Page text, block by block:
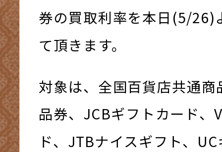
券の買取利率を本日(5/26)
て頂きます。
対象は、全国百貨店共通
品券、JCBギフトカード、
ド、JTBナイスギフト、